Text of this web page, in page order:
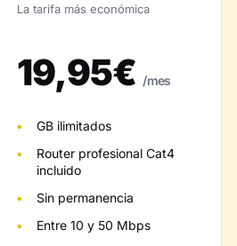
La tarifa más económica
19,95€ /mes
GB ilimitados
Router profesional Cat4
incluido
Sin permanencia
Entre 10 y 50 Mbps